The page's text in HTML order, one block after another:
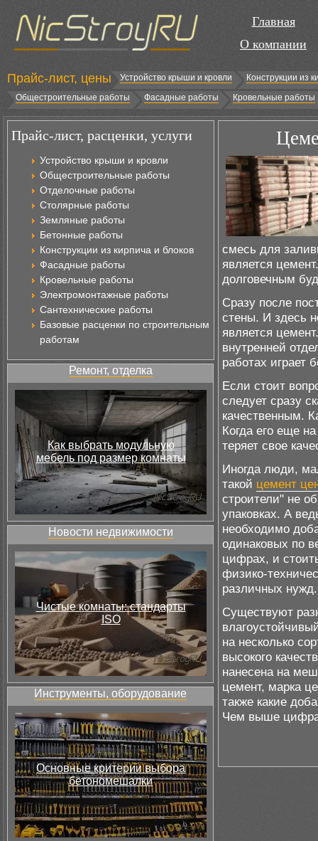
Главная
О компании
Прайс-лист, цены Устройство крыши и кровли
Конструкции из
Общестроительные работы
Фасадные работы Кровельные работы
Прайс-лист, расценки, услуги
Устройство крыши и кровли
Общестроительные работы
Отделочные работы
Столярные работы
Земляные работы
Бетонные работы
Конструкции из кирпича и блоков
Фасадные работы
Кровельные работы
Электромонтажные работы
Сантехнические работы
Базовые расценки по строительным
работам
Ремонт, отделка
Как выбрать модульную
мебель под размер комнаты
Новости недвижимости
Чистые комнаты: стандарты
ISO
Инструменты, оборудование
Основные критерии выбора
бетономешалки
смесь для
является
долговечным
Сразу после
стены. И здесь
является
внутренней
работах играет
Если стоит
следует сразу
качественным.
Когда его еще
теряет свое
Иногда люди,
такой цемент
строители" не
упаковках. А
необходимо
одинаковых по
цифрах, и
физико-
различных нужд.
Существуют
на несколько
высокого
нанесена на
цемент, марка
также какие
Чем выше